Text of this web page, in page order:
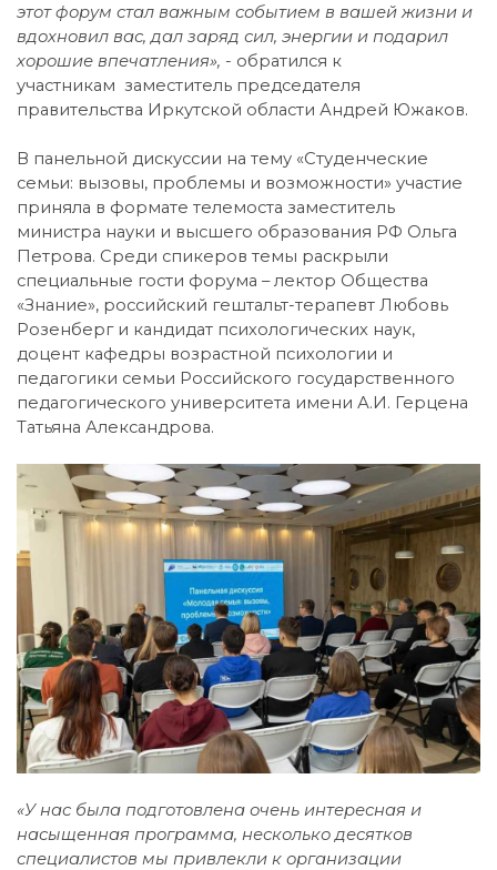
этот форум стал важным событием в вашей жизни и
вдохновил вас, дал заряд сил, энергии и подарил
хорошие впечатления», - обратился к
участникам заместитель председателя
правительства Иркутской области Андрей Южаков.
В панельной дискуссии на тему «Студенческие
семьи: вызовы, проблемы и возможности» участие
приняла в формате телемоста заместитель
министра науки и высшего образования РФ Ольга
Петрова. Среди спикеров темы раскрыли
специальные гости форума – лектор Общества
«Знание», российский гештальт-терапевт Любовь
Розенберг и кандидат психологических наук,
доцент кафедры возрастной психологии и
педагогики семьи Российского государственного
педагогического университета имени А.И. Герцена
Татьяна Александрова.
«У нас была подготовлена очень интересная и
насыщенная программа, несколько десятков
специалистов мы привлекли к организации